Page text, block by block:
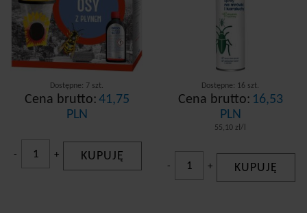
Dostępne: 7 szt.
Cena brutto: 41,75
PLN
- + KUPUJĘ
Dostępne: 16 szt.
Cena brutto: 16,53
PLN
55,10 zł/l
- + KUPUJĘ